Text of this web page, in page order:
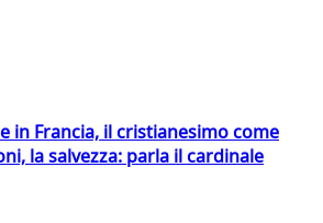
in Francia, il cristianesimo come
la salvezza: parla il cardinale